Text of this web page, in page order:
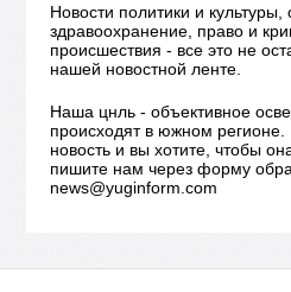
Новости политики и
здравоохранение, право и
происшествия - все это не
нашей новостной ленте.
Наша цнль - объективное
происходят в южном регионе.
новость и вы хотите, чтобы
пишите нам через форму
news@yuginform.com